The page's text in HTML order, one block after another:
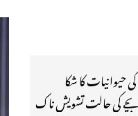
حیوانیات کا شکا
کی حالت تشویش ناک